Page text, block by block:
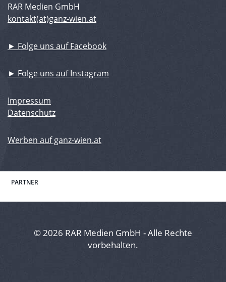
RAR Medien GmbH
kontakt(at)ganz-wien.at
► Folge uns auf Facebook
► Folge uns auf Instagram
Impressum
Datenschutz
Werben auf ganz-wien.at
PARTNER
© 2026 RAR Medien GmbH - Alle Rechte
vorbehalten.